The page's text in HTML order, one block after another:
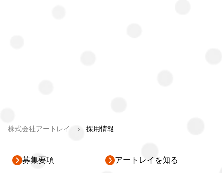
株式会社アートレイ 採用情報
募集要項 アートレイを知る